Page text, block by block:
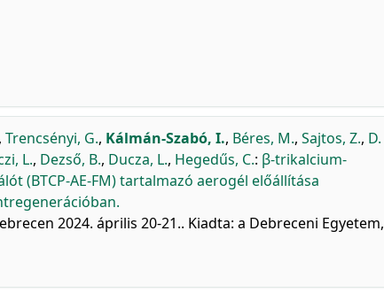
, Trencsényi, G., Kálmán-Szabó, I., Béres, M., Sajtos, Z., D.
L., Dezső, B., Ducza, L., Hegedűs, C.: β-trikalcium-
(BTCP-AE-FM) tartalmazó aerogél előállítása
2024. április 20-21.. Kiadta: a Debreceni Egyetem,